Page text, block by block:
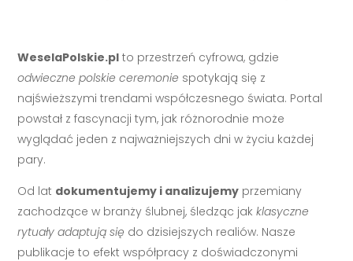
WeselaPolskie.pl to przestrzeń cyfrowa, gdzie
odwieczne polskie ceremonie spotykają się z
najświeższymi trendami współczesnego świata. Portal
powstał z fascynacji tym, jak różnorodnie może
wyglądać jeden z najważniejszych dni w życiu każdej
pary.
Od lat dokumentujemy i analizujemy przemiany
zachodzące w branży ślubnej, śledząc jakklasyczne
rytuały adaptują się do dzisiejszych realiów. Nasze
publikacje to efekt współpracy z doświadczonymi